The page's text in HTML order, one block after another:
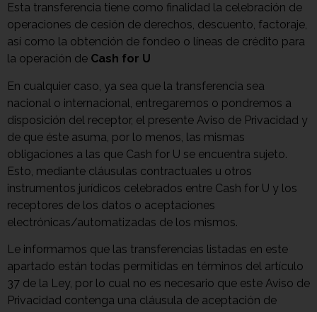
Esta transferencia tiene como finalidad la celebración de
operaciones de cesión de derechos, descuento, factoraje,
así como la obtención de fondeo o líneas de crédito para
la operación de Cash for U
En cualquier caso, ya sea que la transferencia sea
nacional o internacional, entregaremos o pondremos a
disposición del receptor, el presente Aviso de Privacidad y
de que éste asuma, por lo menos, las mismas
obligaciones a las que Cash for U se encuentra sujeto.
Esto, mediante cláusulas contractuales u otros
instrumentos jurídicos celebrados entre Cash for U y los
receptores de los datos o aceptaciones
electrónicas/automatizadas de los mismos.
Le informamos que las transferencias listadas en este
apartado están todas permitidas en términos del artículo
37 de la Ley, por lo cual no es necesario que este Aviso de
Privacidad contenga una cláusula de aceptación de